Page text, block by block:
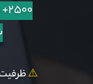
۲۵۰۰+ نفر با «راهکار اختصاصی»
⚠️